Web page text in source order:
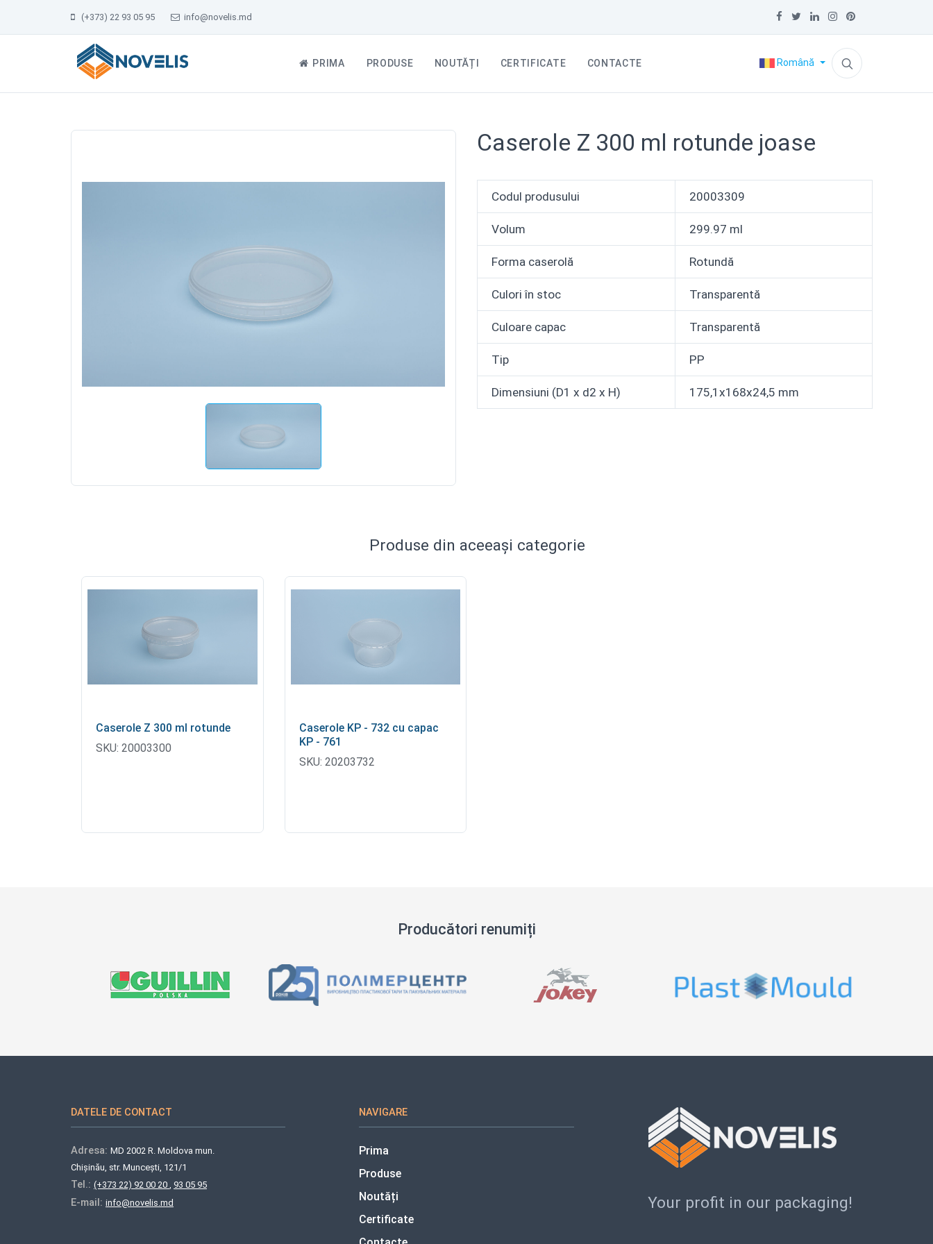
(+373) 22 93 05 95 info@novelis.md
PRIMA PRODUSE NOUTĂȚI CERTIFICATE CONTACTE Română
Caserole Z 300 ml rotunde joase
Codul produsului 20003309
Volum 299.97 ml
Forma caserolă Rotundă
Culori în stoc Transparentă
Culoare capac Transparentă
Tip PP
Dimensiuni (D1 x d2 x H) 175,1x168x24,5 mm
Produse din aceeași categorie
Caserole Z 300 ml rotunde
SKU: 20003300
Caserole KP - 732 cu capac
KP - 761
SKU: 20203732
Producători renumiți
DATELE DE CONTACT
Adresa: MD 2002 R. Moldova mun.
Chișinău, str. Muncești, 121/1
Tel.: (+373 22) 92 00 20 93 05 95
E-mail: info@novelis.md
NAVIGARE
Prima
Produse
Noutăți
Certificate
Your profit in our packaging!